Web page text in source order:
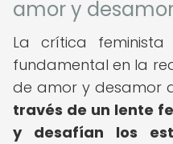
amor y
La crítica
fundamental en la
de amor y desamor
través de un lente
y desafían los